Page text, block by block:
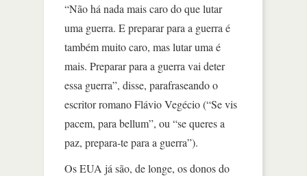
“Não há nada mais caro do que lutar
uma guerra. E preparar para a guerra é
também muito caro, mas lutar uma é
mais. Preparar para a guerra vai deter
essa guerra”, disse, parafraseando o
escritor romano Flávio Vegécio (“Se vis
pacem, para bellum”, ou “se queres a
paz, prepara-te para a guerra”).
Os EUA já são, de longe, os donos do